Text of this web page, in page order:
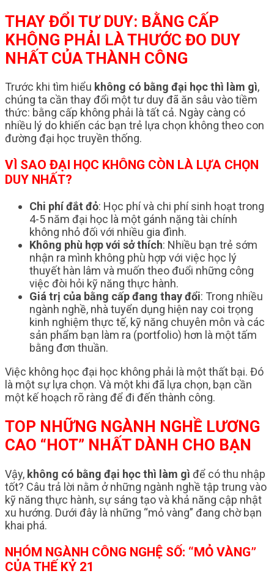
THAY ĐỔI TƯ DUY: BẰNG CẤP
KHÔNG PHẢI LÀ THƯỚC ĐO DUY
NHẤT CỦA THÀNH CÔNG
Trước khi tìm hiểu không có bằng đại học thì làm gì,
chúng ta cần thay đổi một tư duy đã ăn sâu vào tiềm
thức: bằng cấp không phải là tất cả. Ngày càng có
nhiều lý do khiến các bạn trẻ lựa chọn không theo con
đường đại học truyền thống.
VÌ SAO ĐẠI HỌC KHÔNG CÒN LÀ LỰA CHỌN
DUY NHẤT?
Chi phí đắt đỏ: Học phí và chi phí sinh hoạt trong
4-5 năm đại học là một gánh nặng tài chính
không nhỏ đối với nhiều gia đình.
Không phù hợp với sở thích: Nhiều bạn trẻ sớm
nhận ra mình không phù hợp với việc học lý
thuyết hàn lâm và muốn theo đuổi những công
việc đòi hỏi kỹ năng thực hành.
Giá trị của bằng cấp đang thay đổi: Trong nhiều
ngành nghề, nhà tuyển dụng hiện nay coi trọng
kinh nghiệm thực tế, kỹ năng chuyên môn và các
sản phẩm bạn làm ra (portfolio) hơn là một tấm
bằng đơn thuần.
Việc không học đại học không phải là một thất bại. Đó
là một sự lựa chọn. Và một khi đã lựa chọn, bạn cần
một kế hoạch rõ ràng để đi đến thành công.
TOP NHỮNG NGÀNH NGHỀ LƯƠNG
CAO “HOT” NHẤT DÀNH CHO BẠN
Vậy, không có bằng đại học thì làm gì để có thu nhập
tốt? Câu trả lời nằm ở những ngành nghề tập trung vào
kỹ năng thực hành, sự sáng tạo và khả năng cập nhật
xu hướng. Dưới đây là những “mỏ vàng” đang chờ bạn
khai phá.
NHÓM NGÀNH CÔNG NGHỆ SỐ: “MỎ VÀNG”
CỦA THẾ KỶ 21